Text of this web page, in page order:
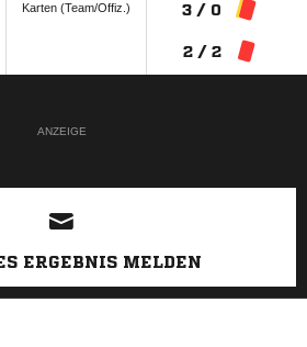
Karten (Team/Offiz.) 3 / 0
2 / 2
ANZEIGE
ERGEBNIS MELDEN